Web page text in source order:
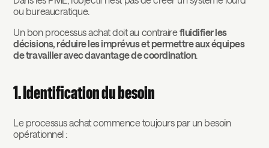
ou bureaucratique.
Un bon processus achat doit au contrairefluidifier les
décisions, réduire les imprévus et permettre aux équipes
de travailler avec davantage de coordination.
1. Identification du besoin
Le processus achat commence toujours par un besoin
opérationnel :